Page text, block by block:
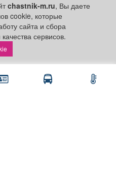
chastnik-m.ru, Вы даете
cookie, которые
сайта и сбора
сервисов.
«На правах рекламы»,
рекламодателем.
за достоверность
материалах и